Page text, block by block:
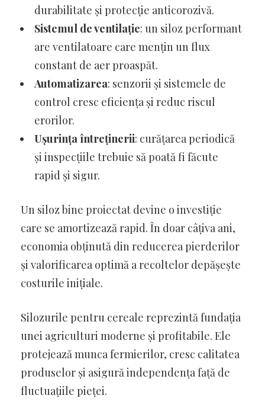
durabilitate și protecție anticorozivă.
Sistemul de ventilație: un siloz performant
are ventilatoare care mențin un flux
constant de aer proaspăt.
Automatizarea: senzorii și sistemele de
control cresc eficiența și reduc riscul
erorilor.
Ușurința întreținerii: curățarea periodică
și inspecțiile trebuie să poată fi făcute
rapid și sigur.
Un siloz bine proiectat devine o investiție
care se amortizează rapid. În doar câțiva ani,
economia obținută din reducerea pierderilor
și valorificarea optimă a recoltelor depășește
costurile inițiale.
Silozurile pentru cereale reprezintă fundația
unei agriculturi moderne și profitabile. Ele
protejează munca fermierilor, cresc calitatea
produselor și asigură independența față de
fluctuațiile pieței.